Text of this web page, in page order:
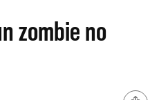
zombie no